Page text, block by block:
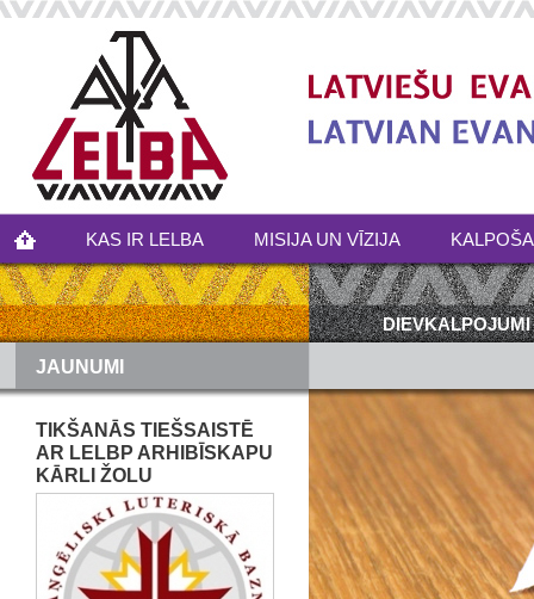
KAS IR LELBA MISIJA UN VĪZIJA
DIEVKALPOJUMI
JAUNUMI
TIKŠANĀS TIEŠSAISTĒ
AR LELBP ARHIBĪSKAPU
KĀRLI ŽOLU